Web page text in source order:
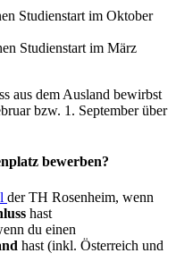
Studienstart im Oktober
Studienstart im März
aus dem Ausland bewirbst
bzw. 1. September über
bewerben?
der TH Rosenheim, wenn
hast
du einen
hast (inkl. Österreich und